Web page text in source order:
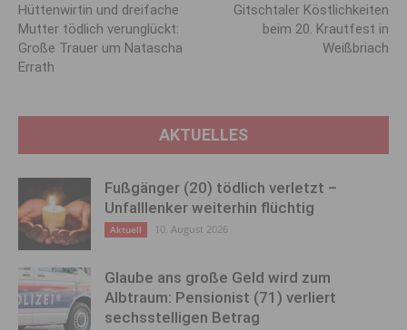
Hüttenwirtin und dreifache
Mutter tödlich verunglückt:
Große Trauer um Natascha
Errath
Gitschtaler Köstlichkeiten
beim 20. Krautfest in
Weißbriach
AKTUELLES
Fußgänger (20) tödlich verletzt –
Unfalllenker weiterhin flüchtig
Aktuell 10. August 2026
Glaube ans große Geld wird zum
Albtraum: Pensionist (71) verliert
sechsstelligen Betrag